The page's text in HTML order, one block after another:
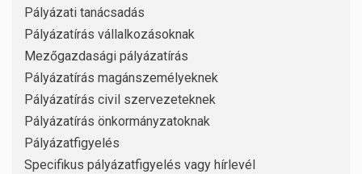
Pályázati tanácsadás
Pályázatírás vállalkozásoknak
Mezőgazdasági pályázatírás
Pályázatírás magánszemélyeknek
Pályázatírás civil szervezeteknek
Pályázatírás önkormányzatoknak
Pályázatfigyelés
Specifikus pályázatfigyelés vagy hírlevél